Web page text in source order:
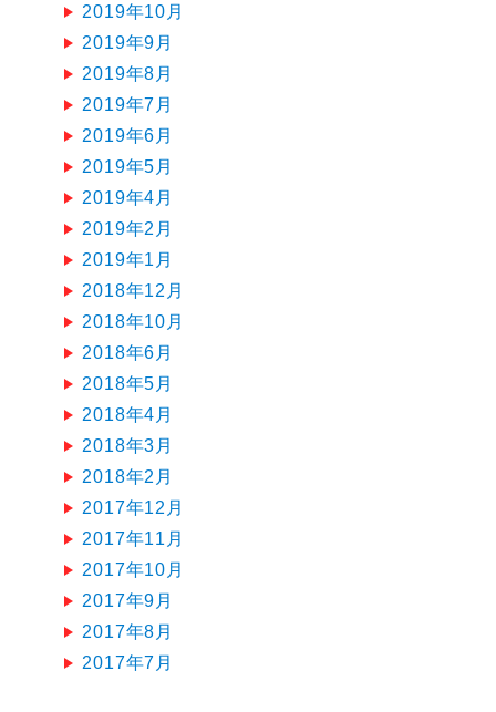
2019年10月
2019年9月
2019年8月
2019年7月
2019年6月
2019年5月
2019年4月
2019年2月
2019年1月
2018年12月
2018年10月
2018年6月
2018年5月
2018年4月
2018年3月
2018年2月
2017年12月
2017年11月
2017年10月
2017年9月
2017年8月
2017年7月